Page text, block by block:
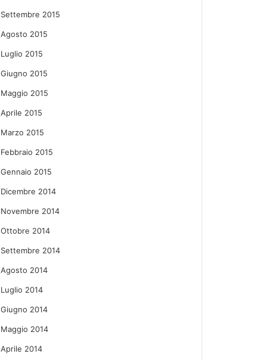
Settembre 2015
Agosto 2015
Luglio 2015
Giugno 2015
Maggio 2015
Aprile 2015
Marzo 2015
Febbraio 2015
Gennaio 2015
Dicembre 2014
Novembre 2014
Ottobre 2014
Settembre 2014
Agosto 2014
Luglio 2014
Giugno 2014
Maggio 2014
Aprile 2014